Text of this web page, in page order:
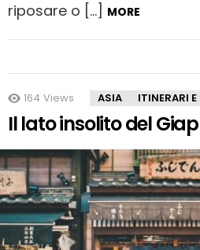
riposare o […]
MORE
MORE
STORIES
164 Views ASIA ITINERARI
Il lato insolito del